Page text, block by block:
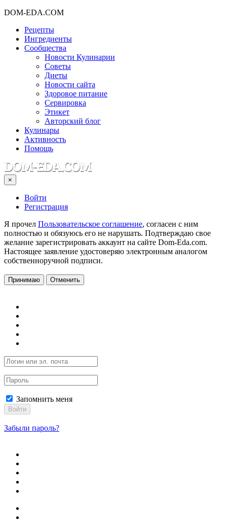
DOM-EDA.COM
Рецепты
Ингредиенты
Сообщества
Новости Кулинарии
Советы
Диеты
Новости сайта
Здоровое питание
Сервировка
Этикет
Авторский блог
Кулинары
Активность
Помощь
×
Войти
Регистрация
Я прочел Пользовательское соглашение, согласен с ним
полностью и обязуюсь его не нарушать. Подтверждаю свое
желание зарегистрировать аккаунт на сайте Dom-Eda.com.
Настоящее заявление удостоверяю электронным аналогом
собственноручной подписи.
Принимаю Отменить
Запомнить меня
Войти
Забыли пароль?